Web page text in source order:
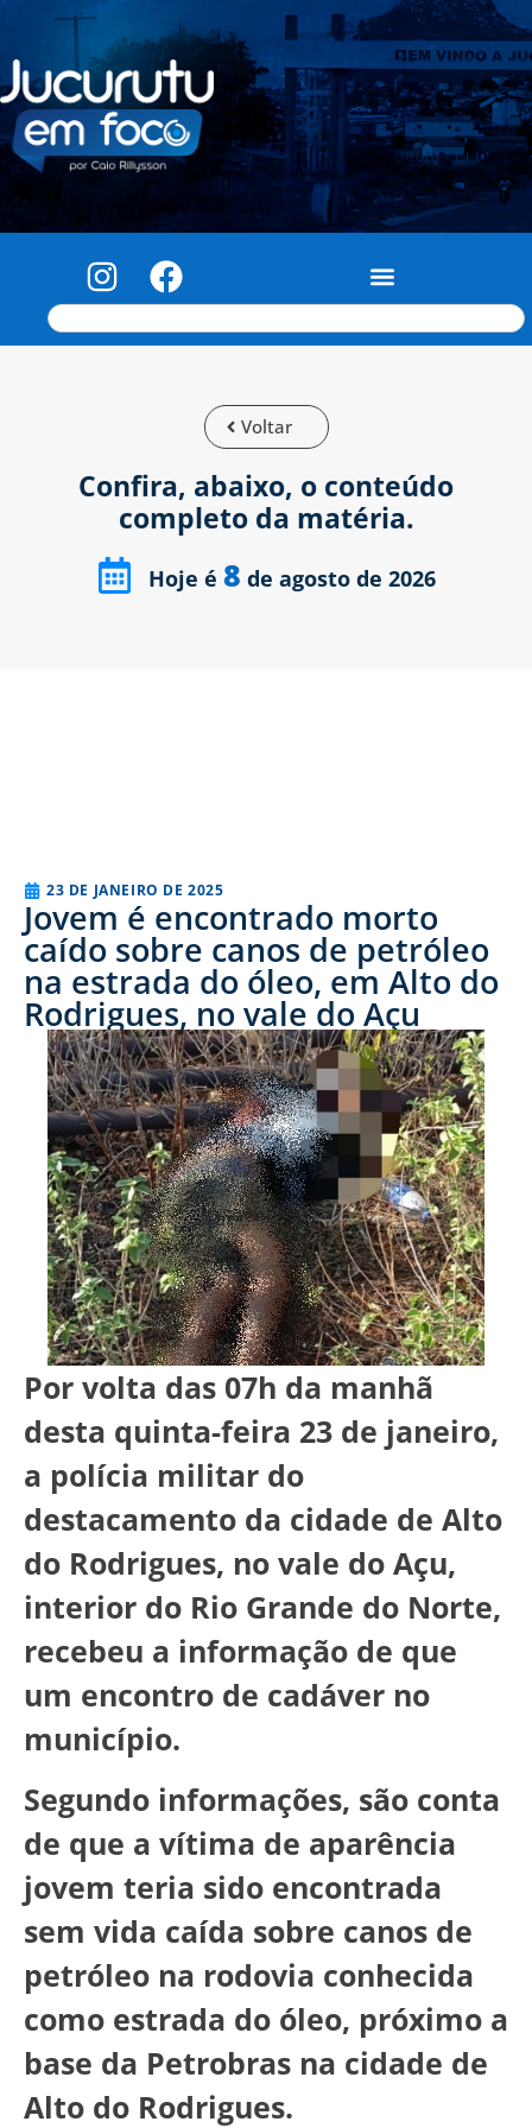
Voltar
Confira, abaixo, o conteúdo
completo da matéria.
Hoje é 8 de agosto de 2026
23 DE JANEIRO DE 2025
Jovem é encontrado morto
caído sobre canos de petróleo
na estrada do óleo, em Alto do
Rodrigues, no vale do Açu
Por volta das 07h da manhã
desta quinta-feira 23 de janeiro,
a polícia militar do
destacamento da cidade de Alto
do Rodrigues, no vale do Açu,
interior do Rio Grande do Norte,
recebeu a informação de que
um encontro de cadáver no
município.
Segundo informações, são conta
de que a vítima de aparência
jovem teria sido encontrada
sem vida caída sobre canos de
petróleo na rodovia conhecida
como estrada do óleo, próximo a
base da Petrobras na cidade de
Alto do Rodrigues.